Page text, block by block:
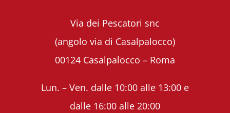
Via dei Pescatori snc
(angolo via di Casalpalocco)
00124 Casalpalocco – Roma
Lun. – Ven. dalle 10:00 alle 13:00 e
dalle 16:00 alle 20:00